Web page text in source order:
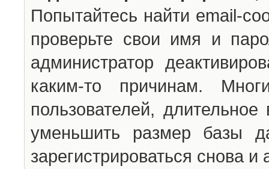
Попытайтесь найти email-
проверьте свои имя и
администратор
каким-то причинам.
пользователей,
уменьшить размер базы
зарегистрироваться снова и